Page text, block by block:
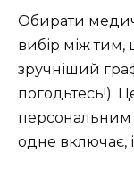
Обирати
вибір між
зручніший
погодьтесь!).
персональним
одне включає,